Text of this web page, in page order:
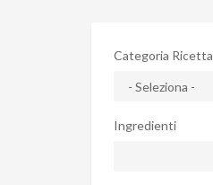
Categoria Ricetta
Ingredienti